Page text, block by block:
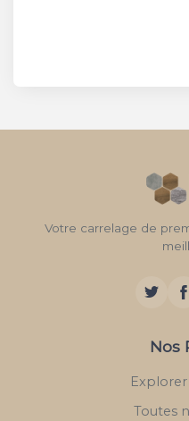
Votre carrelage de
Nos
Toutes